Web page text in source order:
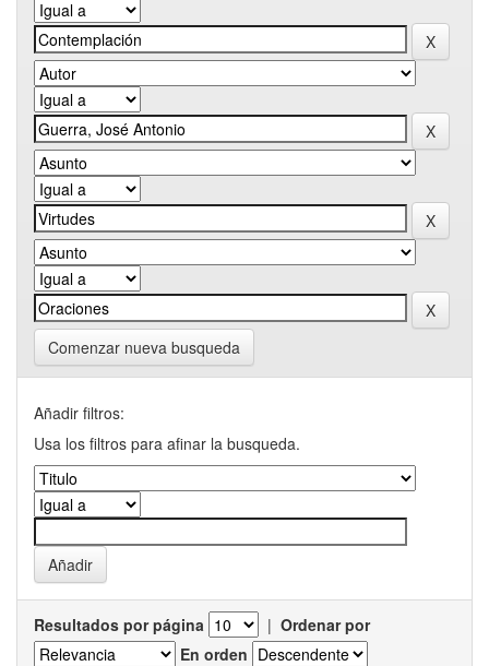
Comenzar nueva busqueda
Añadir filtros:
Usa los filtros para afinar la busqueda.
Resultados por página | Ordenar por
En orden